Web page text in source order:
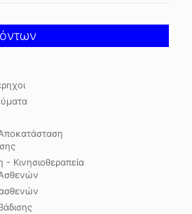
Κινησιοθεραπεία